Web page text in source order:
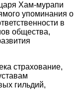
Хам-мурапи
упоминания о
в
общества,
страхование,
гильдий,